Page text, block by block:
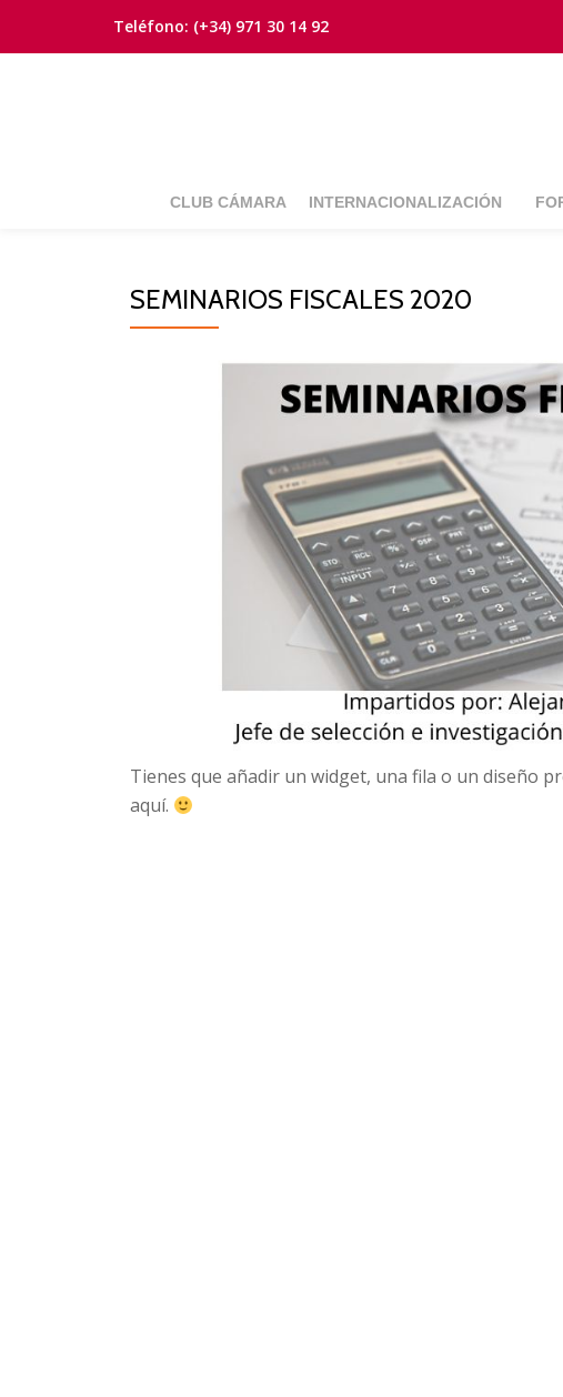
Saltar
Teléfono: (+34) 971 30 14 92
CLUB CÁMARA INTERNACIONALIZACIÓN
SEMINARIOS FISCALES 2020
Tienes que añadir un widget, una fila o un diseño
aquí.